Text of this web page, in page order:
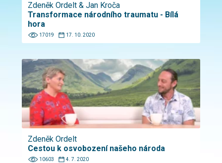
Zdeněk Ordelt & Jan Kroča
Transformace národního traumatu - Bílá
hora
17019 17. 10. 2020
Zdeněk Ordelt
Cestou k osvobození našeho národa
10603 4. 7. 2020